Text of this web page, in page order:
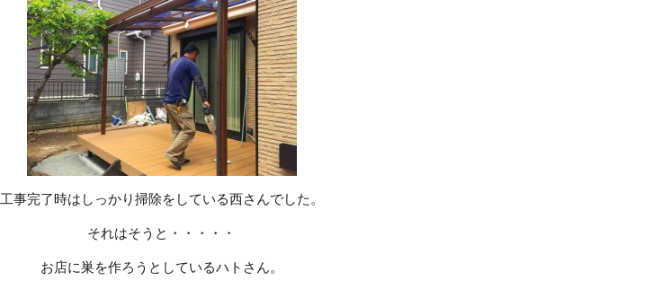
工事完了時はしっかり掃除をしている西さんでした。
それはそうと・・・・・
お店に巣を作ろうとしているハトさん。